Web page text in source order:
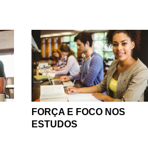
FORÇA E FOCO NOS
ESTUDOS